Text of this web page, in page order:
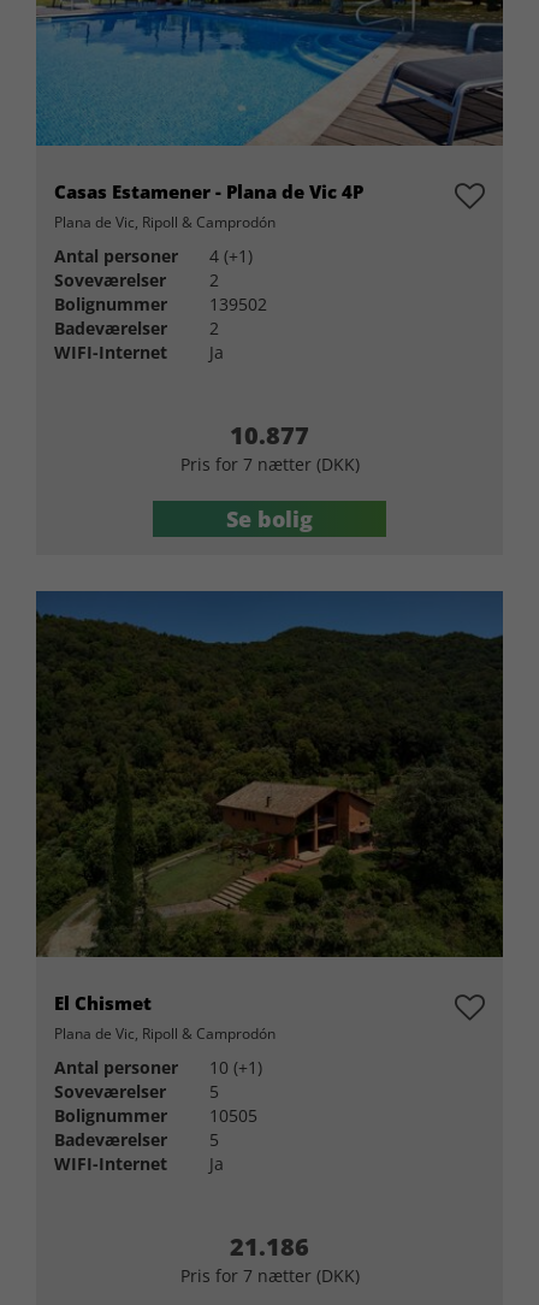
Casas Estamener - Plana de Vic 4P
Plana de Vic, Ripoll & Camprodón
Antal personer
4 (+1)
Soveværelser
2
Bolignummer
139502
Badeværelser
2
WIFI-Internet
Ja
10.877
Pris for 7 nætter (DKK)
Se bolig
El Chismet
Plana de Vic, Ripoll & Camprodón
Antal personer
10 (+1)
Soveværelser
5
Bolignummer
10505
Badeværelser
5
WIFI-Internet
Ja
21.186
Pris for 7 nætter (DKK)